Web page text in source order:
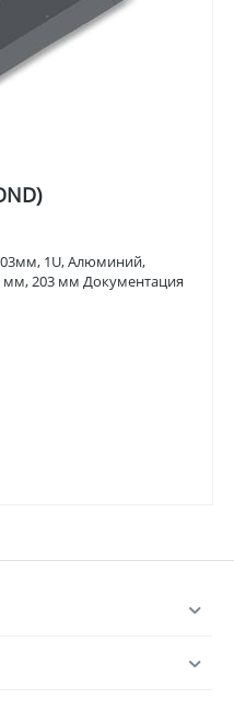
1U, Алюминий,
мм, 203 мм Документация